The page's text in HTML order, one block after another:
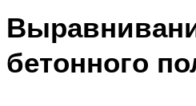
бетонного